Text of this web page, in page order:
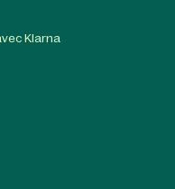
Klarna